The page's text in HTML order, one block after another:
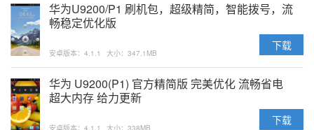
华为U9200/P1 刷机包，超级精简，智能拨号，流
畅稳定优化版
安卓版本：4.1.1 大小：347.1MB
下载
华为 U9200(P1) 官方精简版 完美优化 流畅省电
超大内存 给力更新
安卓版本：4.1.1 大小：338MB
下载